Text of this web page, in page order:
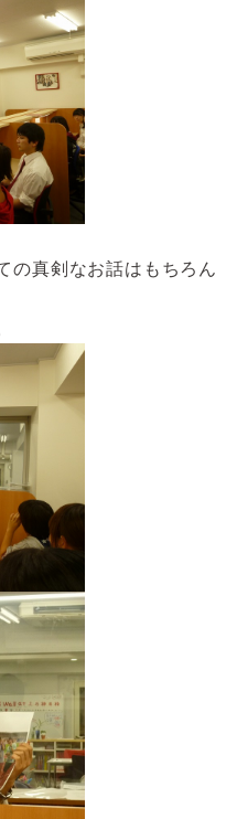
の真剣なお話はもちろん